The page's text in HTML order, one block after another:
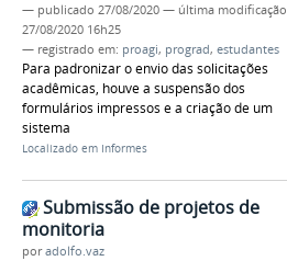
— publicado 27/08/2020 — última modificação
27/08/2020 16h25
— registrado em: proagi, prograd, estudantes
Para padronizar o envio das solicitações
acadêmicas, houve a suspensão dos
formulários impressos e a criação de um
sistema
Localizado em Informes
Submissão de projetos de
monitoria
poradolfo.vaz